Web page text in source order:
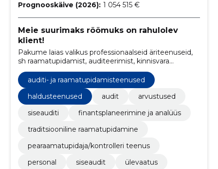
Prognooskäive (2026): 1 054 515 €
Meie suurimaks rõõmuks on rahulolev
klient!
Pakume laias valikus professionaalseid äriteenuseid,
sh raamatupidamist, auditeerimist, kinnisvara
haldamist ja ärikonsultatsioone.
auditi- ja raamatupidamisteenused
haldusteenused
audit
arvustused
siseauditi
finantsplaneerimine ja analüüs
traditsiooniline raamatupidamine
pearaamatupidaja/kontrolleri teenus
personal
siseaudit
ülevaatus